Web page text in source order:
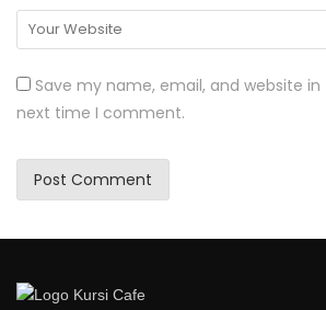
Save my name, email, and website
next time I comment.